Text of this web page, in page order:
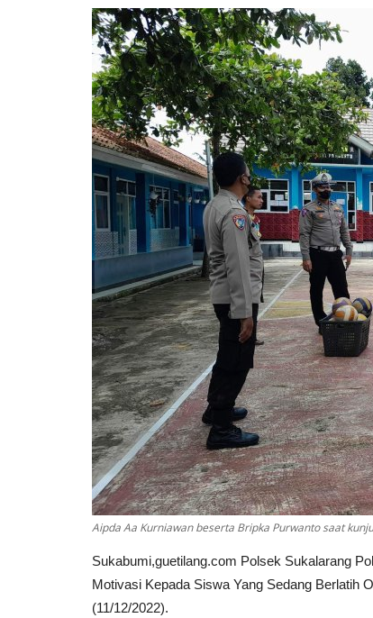
Aipda Aa Kurniawan beserta Bripka Purwanto saat
Sukabumi,guetilang.com Polsek Sukalarang
Motivasi Kepada Siswa Yang Sedang Berlatih
(11/12/2022).